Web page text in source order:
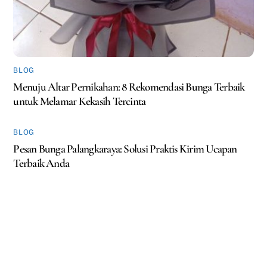
BLOG
Menuju Altar Pernikahan: 8 Rekomendasi Bunga Terbaik
untuk Melamar Kekasih Tercinta
BLOG
Pesan Bunga Palangkaraya: Solusi Praktis Kirim Ucapan
Terbaik Anda